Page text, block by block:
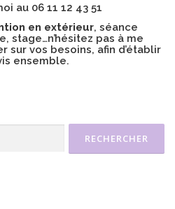
au 06 11 12 43 51
en extérieur, séance
stage…n’hésitez pas à me
sur vos besoins, afin d’établir
ensemble.